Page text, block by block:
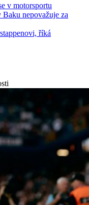
v motorsportu
nepovažuje za
říká